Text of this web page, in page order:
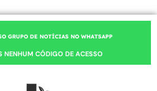
GRUPO DE NOTÍCIAS NO WHATSAPP
NENHUM CÓDIGO DE ACESSO